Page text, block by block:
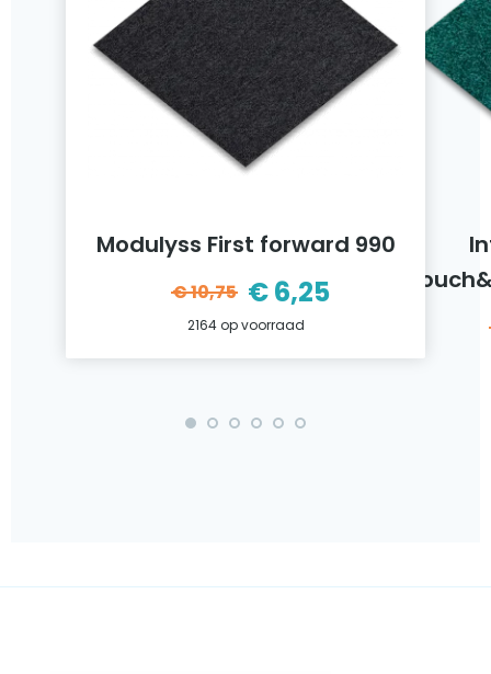
Modulyss First forward 990
€10,75
Oorspronkelijke
prijs
€10,75.
€6,25
Huidige
prijs
€6,25.
2164 op voorraad